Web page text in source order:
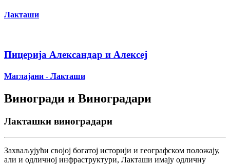
Лакташи
Пицерија Александар и Алексеј
Маглајани - Лакташи
Виногради и Виноградари
Лакташки виноградари
Захваљујући својој богатој историји и географском положају,
али и одличној инфраструктури, Лакташи имају одличну